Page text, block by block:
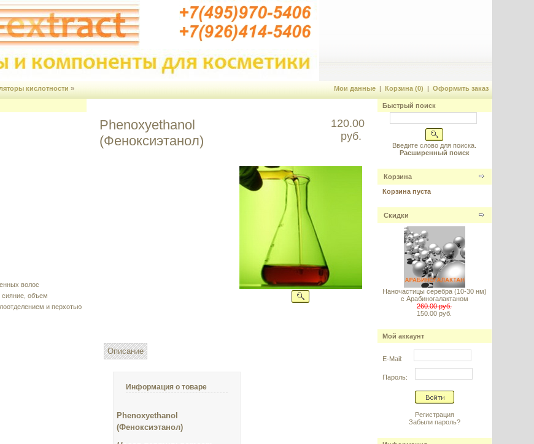
кислотности » Мои данные| Корзина (0) | Оформить заказ
волос
сияние, объем
и перхотью
Phenoxyethanol
(Феноксиэтанол)
120.00
руб.
Описание
Информация о товаре
Phenoxyethanol
(Феноксиэтанол)
Быстрый поиск
Введите слово для поиска.
Расширенный поиск
Корзина
Корзина пуста
Скидки
Наночастицы серебра (10-30 нм)
с Арабиногалактаном
260.00 руб.
150.00 руб.
Мой аккаунт
E-Mail:
Пароль:
Регистрация
Забыли пароль?